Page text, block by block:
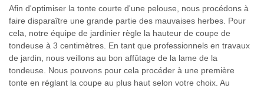
Afin d'optimiser la tonte courte d'une pelouse, nous procédons à
faire disparaître une grande partie des mauvaises herbes. Pour
cela, notre équipe de jardinier règle la hauteur de coupe de
tondeuse à 3 centimètres. En tant que professionnels en travaux
de jardin, nous veillons au bon affûtage de la lame de la
tondeuse. Nous pouvons pour cela procéder à une première
tonte en réglant la coupe au plus haut selon votre choix. Au